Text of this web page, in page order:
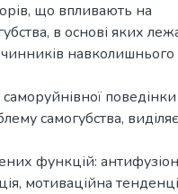
що впливають на
в основі яких
чинників
поведінки
самогубства, виділяє
функцій:
мотиваційна